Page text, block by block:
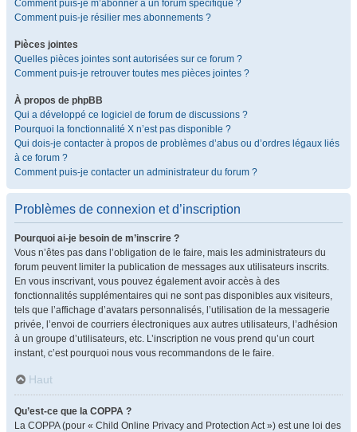
Comment puis-je m’abonner à un forum spécifique ?
Comment puis-je résilier mes abonnements ?
Pièces jointes
Quelles pièces jointes sont autorisées sur ce forum ?
Comment puis-je retrouver toutes mes pièces jointes ?
À propos de phpBB
Qui a développé ce logiciel de forum de discussions ?
Pourquoi la fonctionnalité X n’est pas disponible ?
Qui dois-je contacter à propos de problèmes d’abus ou d’ordres légaux liés
à ce forum ?
Comment puis-je contacter un administrateur du forum ?
Problèmes de connexion et d’inscription
Pourquoi ai-je besoin de m’inscrire ?
Vous n’êtes pas dans l’obligation de le faire, mais les administrateurs du
forum peuvent limiter la publication de messages aux utilisateurs inscrits.
En vous inscrivant, vous pouvez également avoir accès à des
fonctionnalités supplémentaires qui ne sont pas disponibles aux visiteurs,
tels que l’affichage d’avatars personnalisés, l’utilisation de la messagerie
privée, l’envoi de courriers électroniques aux autres utilisateurs, l’adhésion
à un groupe d’utilisateurs, etc. L’inscription ne vous prend qu’un court
instant, c’est pourquoi nous vous recommandons de le faire.
Haut
Qu’est-ce que la COPPA ?
La COPPA (pour « Child Online Privacy and Protection Act ») est une loi des